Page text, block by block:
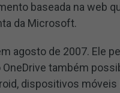
baseada na web
da Microsoft.
agosto de 2007. Ele
também
dispositivos móveis